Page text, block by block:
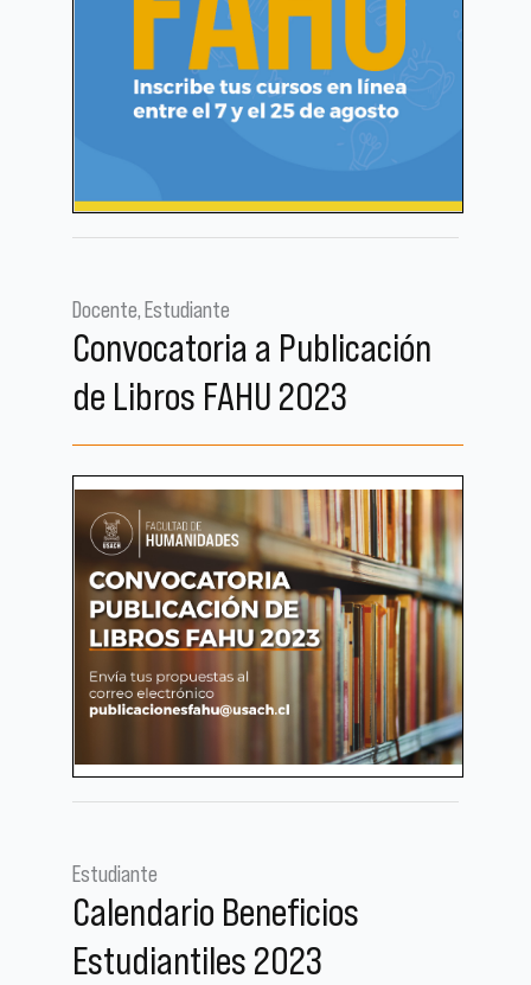
Docente, Estudiante
Convocatoria a Publicación
de Libros FAHU 2023
Estudiante
Calendario Beneficios
Estudiantiles 2023